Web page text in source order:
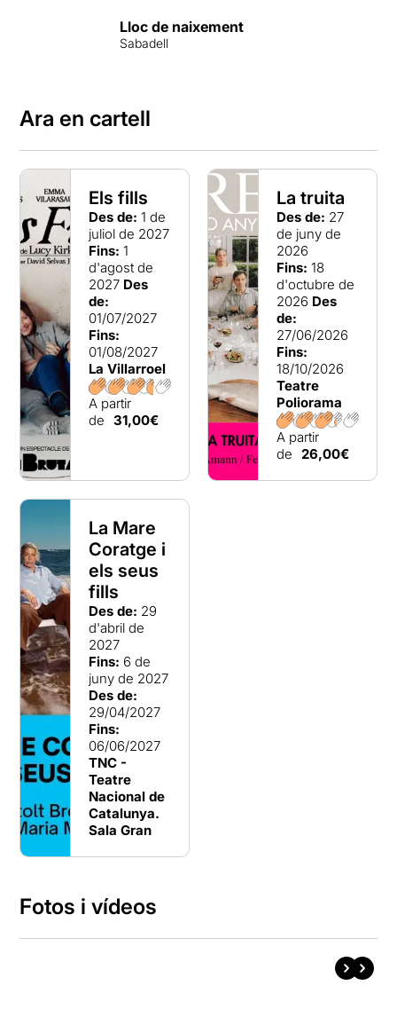
Lloc de naixement
Sabadell
Ara en cartell
Els fills
Des de: 1 de
juliol de 2027
Fins: 1
d'agost de
2027 Des
de:
01/07/2027
Fins:
01/08/2027
La Villarroel
A partir
de 31,00€
La truita
Des de: 27
de juny de
2026
Fins: 18
d'octubre de
2026 Des
de:
27/06/2026
Fins:
18/10/2026
Teatre
Poliorama
A partir
de 26,00€
La Mare
Coratge i
els seus
fills
Des de: 29
d'abril de
2027
Fins: 6 de
juny de 2027
Des de:
29/04/2027
Fins:
06/06/2027
TNC -
Teatre
Nacional de
Catalunya.
Sala Gran
Fotos i vídeos